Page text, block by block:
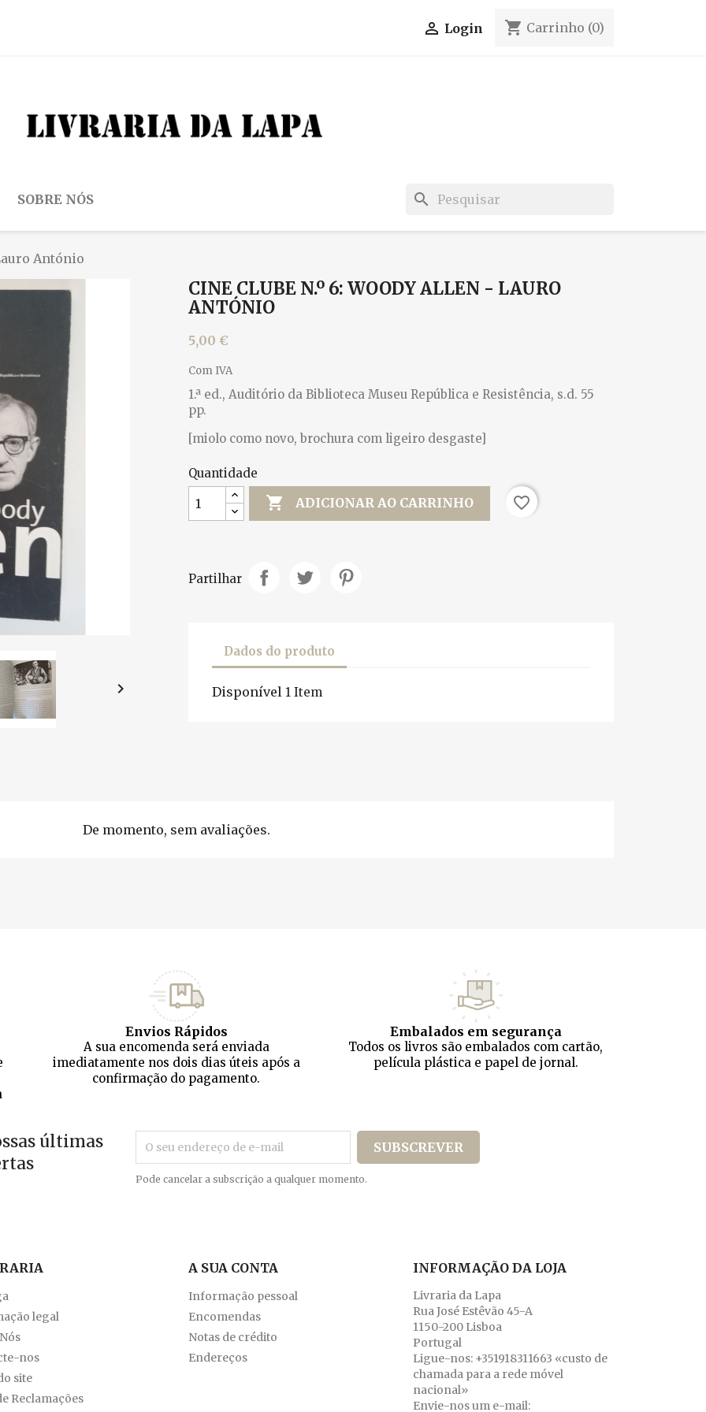
 Login shopping_cart Carrinho (0)
SOBRE NÓS search
António

CINE CLUBE N.º 6: WOODY ALLEN - LAURO
ANTÓNIO
5,00 €
Com IVA
1.ª ed., Auditório da Biblioteca Museu República e Resistência, s.d. 55
pp.
[miolo como novo, brochura com ligeiro desgaste]
Quantidade
 ADICIONAR AO CARRINHO favorite_border
Partilhar
Dados do produto
Disponível 1 Item
De momento, sem avaliações.
Envios Rápidos
A sua encomenda será enviada
imediatamente nos dois dias úteis após a
confirmação do pagamento.
Embalados em segurança
Todos os livros são embalados com cartão,
película plástica e papel de jornal.
últimas
Pode cancelar a subscrição a qualquer momento.
legal
nos
site
Reclamações
A SUA CONTA
Informação pessoal
Encomendas
Notas de crédito
Endereços
INFORMAÇÃO DA LOJA
Livraria da Lapa
Rua José Estêvão 45-A
1150-200 Lisboa
Portugal
Ligue-nos: +351918311663 «custo de
chamada para a rede móvel
nacional»
Envie-nos um e-mail: